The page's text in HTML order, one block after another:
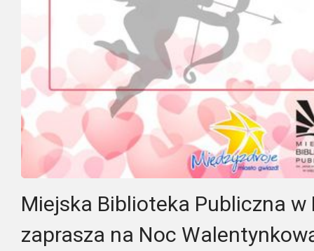
Miejska Biblioteka Publiczna w
zaprasza na Noc